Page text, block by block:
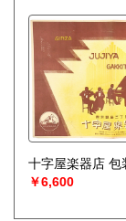
十字屋楽器店 包
￥6,600